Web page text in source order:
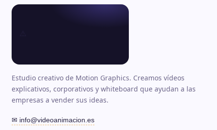
Estudio creativo de Motion Graphics. Creamos vídeos
explicativos, corporativos y whiteboard que ayudan a las
empresas a vender sus ideas.
✉ info@videoanimacion.es